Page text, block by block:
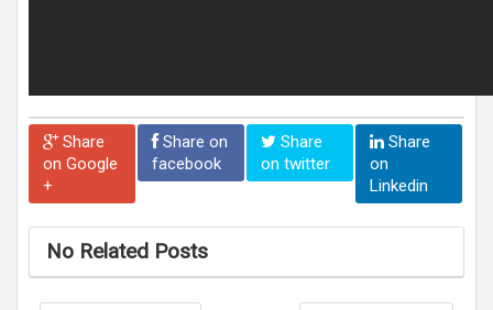
Share
on Google
+
Share on
facebook
Share
on twitter
Share
on
Linkedin
No Related Posts